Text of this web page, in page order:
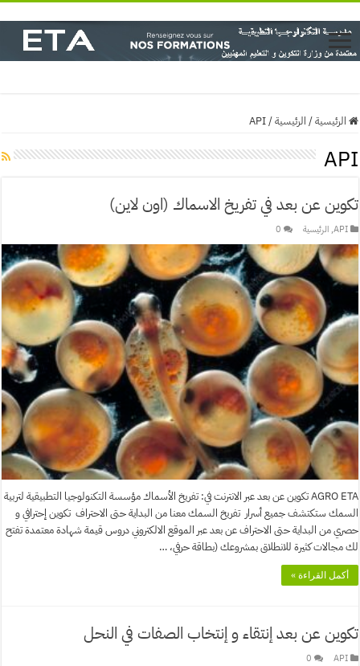
الرئيسية/ الرئيسية/
API
API
تكوين عن بعد في تفريخ الاسماك (اون لاين)
API
,الرئيسية 0
AGRO ETA تكوين عن بعد عبر الانترنت في: تفريخ الأسماك مؤسسة التكنولوجيا التطبيقية لتربية
السمك ستكتشف جميع أسرار تفريخ السمك معنا من البداية حتى الاحتراف تكوين إحترافي و
حصري من البداية حتى الاحتراف عن بعد عبر الموقع الالكتروني دروس قيمة شهادة معتمدة تفتح
لك مجالات كثيرة للانطلاق بمشروعك (بطاقة حرفي، …
أكمل القراءة »
تكوين عن بعد إنتقاء و إنتخاب الصفات في النحل
API
0